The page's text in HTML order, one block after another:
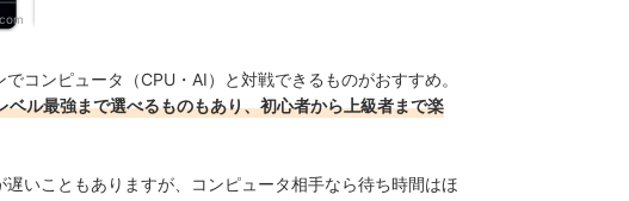
コンピュータ（CPU・AI）と対戦できるものがおすすめ。
ル最強まで選べるものもあり、初心者から上級者まで楽
いこともありますが、コンピュータ相手なら待ち時間はほ